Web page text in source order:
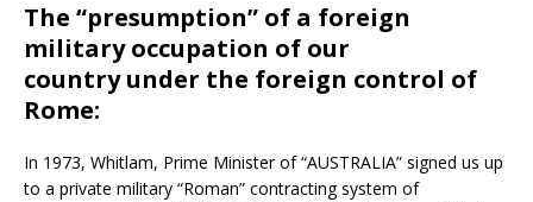
The “presumption” of a foreign
military occupation of our
country under the foreign control of
Rome:
In 1973, Whitlam, Prime Minister of “AUSTRALIA” signed us up
to a private military “Roman” contracting system of